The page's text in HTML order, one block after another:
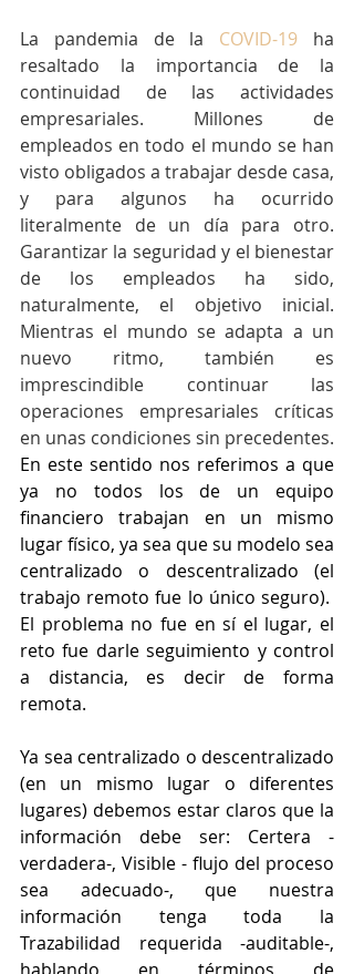
La pandemia de la COVID-19 ha
resaltado la importancia de la
continuidad de las actividades
empresariales. Millones de
empleados en todo el mundo se han
visto obligados a trabajar desde casa,
y para algunos ha ocurrido
literalmente de un día para otro.
Garantizar la seguridad y el bienestar
de los empleados ha sido,
naturalmente, el objetivo inicial.
Mientras el mundo se adapta a un
nuevo ritmo, también es
imprescindible continuar las
operaciones empresariales críticas
En este sentido nos referimos a que
ya no todos los de un equipo
financiero trabajan en un mismo
lugar físico, ya sea que su modelo sea
centralizado o descentralizado (el
trabajo remoto fue lo único seguro).
El problema no fue en sí el lugar, el
reto fue darle seguimiento y control
a distancia, es decir de forma
remota.
Ya sea centralizado o descentralizado
(en un mismo lugar o diferentes
lugares) debemos estar claros que la
información debe ser: Certera -
verdadera-, Visible - flujo del proceso
sea adecuado-, que nuestra
información tenga toda la
Trazabilidad requerida -auditable-,